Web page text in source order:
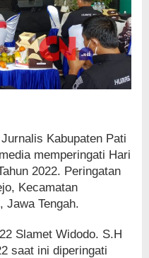
Kabupaten Pati
memperingati Hari
2022. Peringatan
Kecamatan
Jawa Tengah.
Slamet Widodo. S.H
saat ini diperingati